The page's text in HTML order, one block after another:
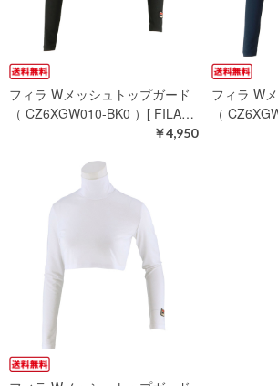
フィラ Wメッシュトップガード
（ CZ6XGW010-BK0 ）[ FILA…
￥4,950
フィラ W
（